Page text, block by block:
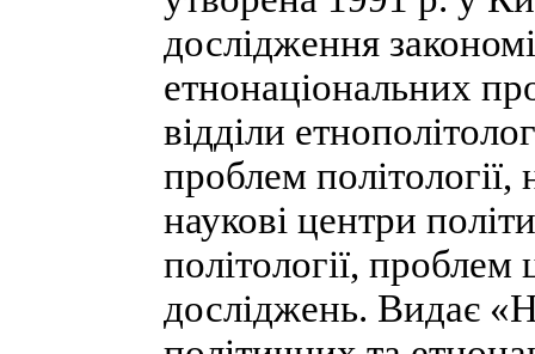
дослідження
етнонаціональних
відділи
проблем
наукові центри
політології,
досліджень. Видає